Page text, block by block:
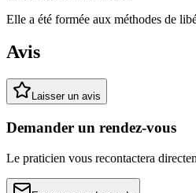
Elle a été formée aux méthodes de
Avis
Laisser un avis
Demander un rendez-vous
Le praticien vous recontactera